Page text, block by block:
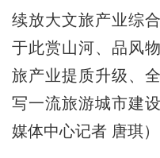
续放大文旅产业综
于此赏山河、品风
旅产业提质升级、
写一流旅游城市建
媒体中心记者 唐琪）